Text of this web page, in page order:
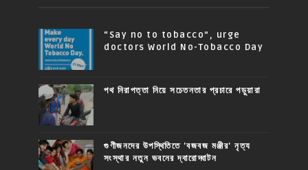
“Say no to tobacco”, urge
doctors World No-Tobacco Day
পথ নিরাপত্তা নিয়ে সচেতনতার প্রচারে পড়ুয়ারা
গুণীজনদের উপস্থিতিতে 'বজবজ মঞ্জীর' নৃত্য
সংস্থার নতুন ভবনের দ্বারোদ্ঘাটন